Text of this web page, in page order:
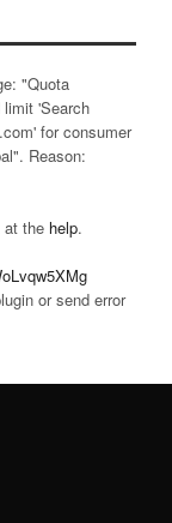
"Quota
'Search
for consumer
Reason:
at the help.
or send error